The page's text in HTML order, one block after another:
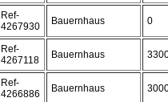
Ref-
4267930
Bauernhaus 0
Ref-
4267118
Bauernhaus
Ref-
4266886
Bauernhaus